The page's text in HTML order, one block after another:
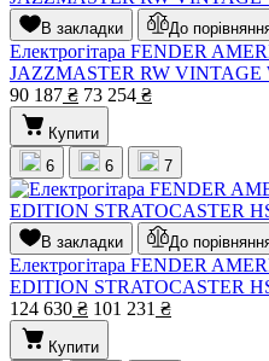
В закладки До
Електрогітара FENDER
JAZZMASTER RW VINTAGE
90 187 ₴ 73 254 ₴
Купити
6
6 7
В закладки До
Електрогітара FENDER
EDITION STRATOCASTER
124 630 ₴ 101 231 ₴
Купити